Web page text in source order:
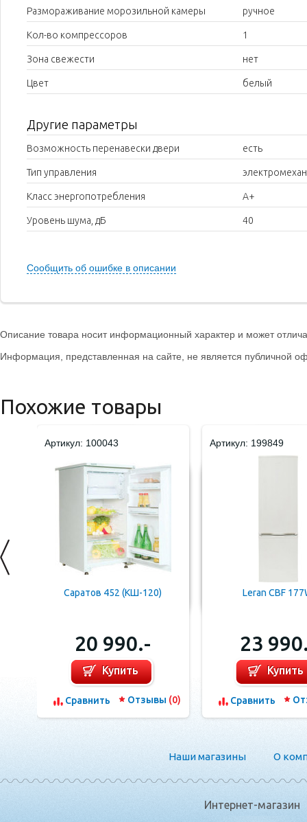
Размораживание морозильной камеры ручное
Кол-во компрессоров 1
Зона свежести нет
Цвет белый
Другие параметры
Возможность перенавески двери есть
Тип управления
Класс энергопотребления A+
Уровень шума, дБ 40
Сообщить об ошибке в описании
Описание товара носит информационный характер и может
Информация, представленная на сайте, не является публичной
Похожие товары
Артикул: 100043
Саратов 452 (КШ-120)
20 990.-
Купить
Сравнить Отзывы (0)
Артикул: 199849
Leran CBF
23
Купить
Сравнить
Наши магазины О
Интернет-магазин